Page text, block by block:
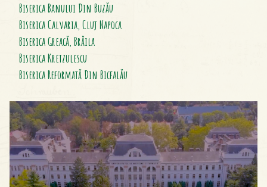
Biserica Banului Din Buzău
Biserica Calvaria, Cluj Napoca
Biserica Greacă, Brăila
Biserica Kretzulescu
Biserica Reformată Din Bicfalău
Biserica Sfântul Mihail, Cluj-Napoca
Biserica Sfântul Nicolae Din Câmpina
Biserica Unitariană, Cluj Napoca
Biserica Uspenia
Biserica Fortificată Din Viscri